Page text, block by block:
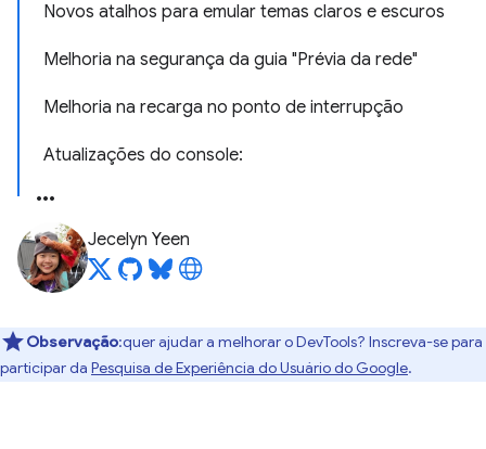
Novos atalhos para emular temas claros e escuros
Melhoria na segurança da guia "Prévia da rede"
Melhoria na recarga no ponto de interrupção
Atualizações do console:
Jecelyn Yeen
Observação:quer ajudar a melhorar o DevTools? Inscreva-se para
participar da Pesquisa de Experiência do Usuário do Google.